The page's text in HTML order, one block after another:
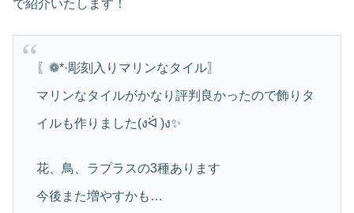
で紹介いたします！
〖❁*·彫刻入りマリンなタイル〗
マリンなタイルがかなり評判良かったので飾りタ
イルも作りました(งᐛ )ง✨
花、鳥、ラプラスの3種あります
今後また増やすかも…